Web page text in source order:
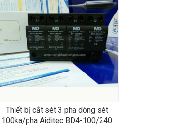
Thiết bị cắt sét 3 pha dòng sét
100ka/pha Aiditec BD4-100/240